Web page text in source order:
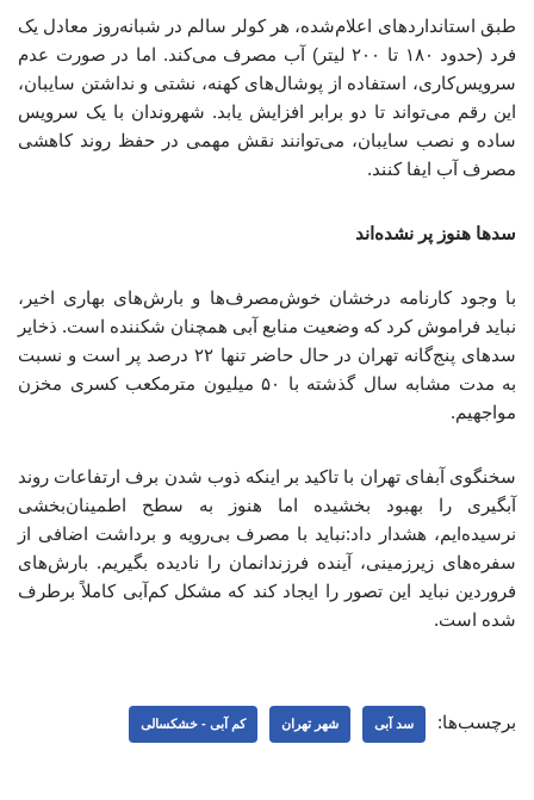
طبق استانداردهای اعلام‌شده، هر کولر سالم در شبانه‌روز معادل یک
فرد (حدود ۱۸۰ تا ۲۰۰ لیتر) آب مصرف می‌کند. اما در صورت عدم
سرویس‌کاری، استفاده از پوشال‌های کهنه، نشتی و نداشتن سایبان،
این رقم می‌تواند تا دو برابر افزایش یابد. شهروندان با یک سرویس
ساده و نصب سایبان، می‌توانند نقش مهمی در حفظ روند کاهشی
مصرف آب ایفا کنند.
سدها هنوز پر نشده‌اند
با وجود کارنامه درخشان خوش‌مصرف‌ها و بارش‌های بهاری اخیر،
نباید فراموش کرد که وضعیت منابع آبی همچنان شکننده است. ذخایر
سدهای پنج‌گانه تهران در حال حاضر تنها ۲۲ درصد پر است و نسبت
به مدت مشابه سال گذشته با ۵۰ میلیون مترمکعب کسری مخزن
مواجهیم.
سخنگوی آبفای تهران با تاکید بر اینکه ذوب شدن برف ارتفاعات روند
آبگیری را بهبود بخشیده اما هنوز به سطح اطمینان‌بخشی
نرسیده‌ایم، هشدار داد:نباید با مصرف بی‌رویه و برداشت اضافی از
سفره‌های زیرزمینی، آینده فرزندانمان را نادیده بگیریم. بارش‌های
فروردین‌ نباید این تصور را ایجاد کند که مشکل کم‌آبی کاملاً برطرف
شده است.
برچسب‌ها: سد آبی شهر تهران کم آبی - خشکسالی